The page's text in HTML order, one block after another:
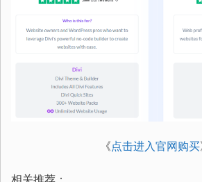
《点击进入官网购买
相关推荐：